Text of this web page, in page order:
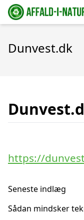
Dunvest.dk
https://
Seneste indlæg
Sådan mindsker